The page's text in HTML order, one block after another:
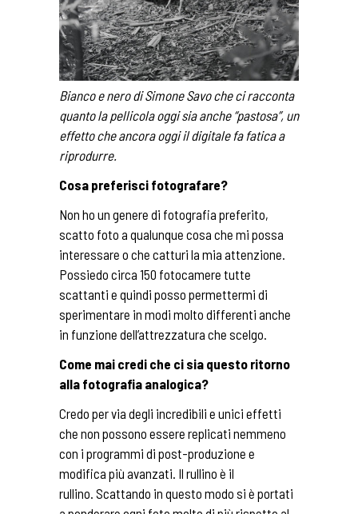
Bianco e nero di Simone Savo che ci racconta
quanto la pellicola oggi sia anche “pastosa”, un
effetto che ancora oggi il digitale fa fatica a
riprodurre.
Cosa preferisci fotografare?
Non ho un genere di fotografia preferito,
scatto foto a qualunque cosa che mi possa
interessare o che catturi la mia attenzione.
Possiedo circa 150 fotocamere tutte
scattanti e quindi posso permettermi di
sperimentare in modi molto differenti anche
in funzione dell’attrezzatura che scelgo.
Come mai credi che ci sia questo ritorno
alla fotografia analogica?
Credo per via degli incredibili e unici effetti
che non possono essere replicati nemmeno
con i programmi di post-produzione e
modifica più avanzati. Il rullino è il
rullino. Scattando in questo modo si è portati